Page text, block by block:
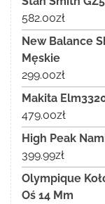
582.00zł
New Balance
Męskie
299.00zł
Makita
479.00zł
High Peak
399.99zł
Olympique
Oś 14 Mm